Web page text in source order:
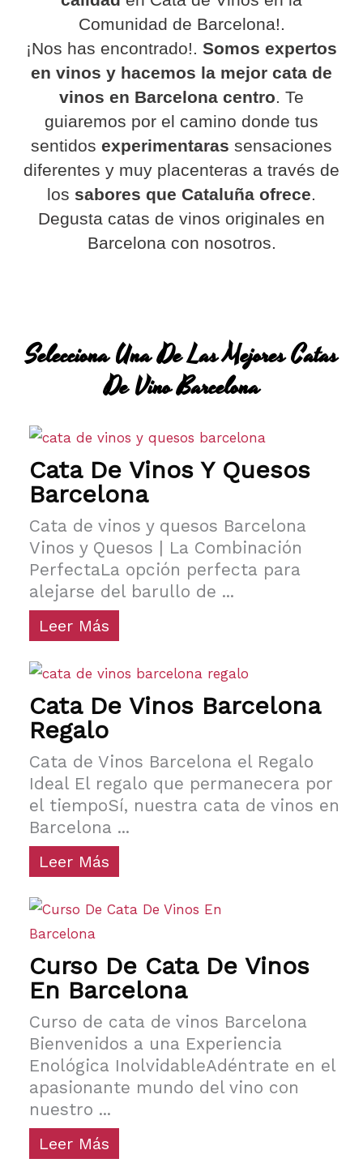
Comunidad de Barcelona!.
¡Nos has encontrado!. Somos expertos
en vinos y hacemos la mejor cata de
vinos en Barcelona centro. Te
guiaremos por el camino donde tus
sentidos experimentaras sensaciones
diferentes y muy placenteras a través de
los sabores que Cataluña ofrece.
Degusta catas de vinos originales en
Barcelona con nosotros.
Selecciona Una De Las Mejores Catas
De Vino Barcelona
Cata De Vinos Y Quesos
Barcelona
Cata de vinos y quesos Barcelona
Vinos y Quesos | La Combinación
PerfectaLa opción perfecta para
alejarse del barullo de ...
Leer Más
Cata De Vinos Barcelona
Regalo
Cata de Vinos Barcelona el Regalo
Ideal El regalo que permanecera por
el tiempoSí, nuestra cata de vinos en
Barcelona ...
Leer Más
Curso De Cata De Vinos
En Barcelona
Curso de cata de vinos Barcelona
Bienvenidos a una Experiencia
Enológica InolvidableAdéntrate en el
apasionante mundo del vino con
nuestro ...
Leer Más